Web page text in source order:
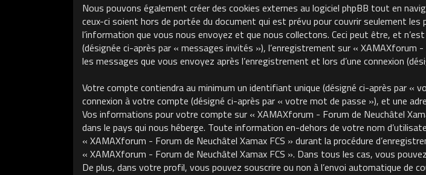
Nous pouvons également créer des cookies externes au logiciel phpBB tout en
ceux-ci soient hors de portée du document qui est prévu pour couvrir seulement les
l’information que vous nous envoyez et que nous collectons. Ceci peut être, et
(désignée ci-après par « messages invités »), l’enregistrement sur « XAMAXforum
les messages que vous envoyez après l’enregistrement et lors d’une connexion
Votre compte contiendra au minimum un identifiant unique (désigné ci-après par «
connexion à votre compte (désigné ci-après par « votre mot de passe »), et une
Vos informations pour votre compte sur « XAMAXforum - Forum de Neuchâtel
dans le pays qui nous héberge. Toute information en-dehors de votre nom
« XAMAXforum - Forum de Neuchâtel Xamax FCS » durant la procédure
« XAMAXforum - Forum de Neuchâtel Xamax FCS ». Dans tous les cas, vous
De plus, dans votre profil, vous pouvez souscrire ou non à l’envoi automatique de